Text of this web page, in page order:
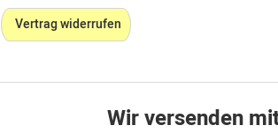
Vertrag widerrufen
Wir versenden